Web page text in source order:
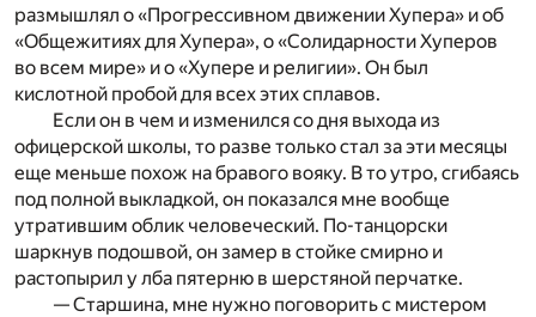
размышлял о «Прогрессивном движении Хупера» и об
«Общежитиях для Хупера», о «Солидарности Хуперов
во всем мире» и о «Хупере и религии». Он был
кислотной пробой для всех этих сплавов.
Если он в чем и изменился со дня выхода из
офицерской школы, то разве только стал за эти месяцы
еще меньше похож на бравого вояку. В то утро, сгибаясь
под полной выкладкой, он показался мне вообще
утратившим облик человеческий. По-танцорски
шаркнув подошвой, он замер в стойке смирно и
растопырил у лба пятерню в шерстяной перчатке.
— Старшина, мне нужно поговорить с мистером